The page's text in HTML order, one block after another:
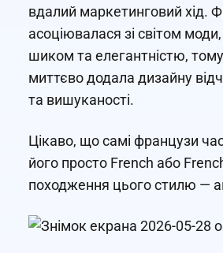
вдалий маркетинговий хід.
асоціювалася зі світом
шиком та елегантністю,
миттєво додала дизайну
та вишуканості.
Цікаво, що самі французи
його просто French або
походження цього стилю —